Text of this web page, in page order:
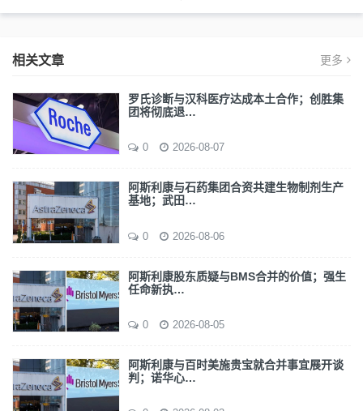
相关文章 更多
罗氏诊断与汉科医疗达成本土合作；创胜集
团将彻底退…
0 2026-08-07
阿斯利康与石药集团合资共建生物制剂生产
基地；武田…
0 2026-08-06
阿斯利康股东质疑与BMS合并的价值；强生
任命新执…
0 2026-08-05
阿斯利康与百时美施贵宝就合并事宜展开谈
判；诺华心…